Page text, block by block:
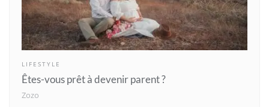
LIFESTYLE
Êtes-vous prêt à devenir parent ?
Zozo